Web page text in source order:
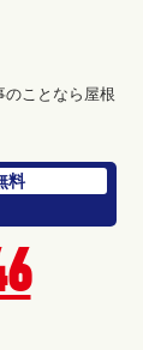
のことなら屋根
料